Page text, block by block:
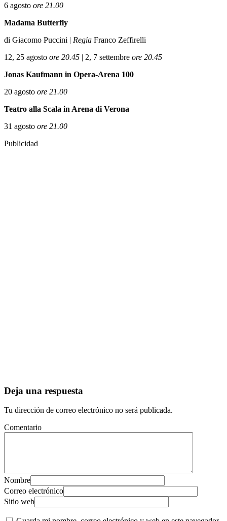
6 agosto ore 21.00
Madama Butterfly
di Giacomo Puccini | Regia Franco Zeffirelli
12, 25 agosto ore 20.45 | 2, 7 settembre ore 20.45
Jonas Kaufmann in Opera-Arena 100
20 agosto ore 21.00
Teatro alla Scala in Arena di Verona
31 agosto ore 21.00
Publicidad
Deja una respuesta
Tu dirección de correo electrónico no será publicada.
Comentario
Nombre
Correo electrónico
Sitio web